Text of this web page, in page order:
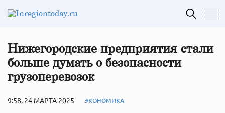
Нижегородские предприятия стали
больше думать о безопасности
грузоперевозок
9:58, 24 МАРТА 2025 ЭКОНОМИКА